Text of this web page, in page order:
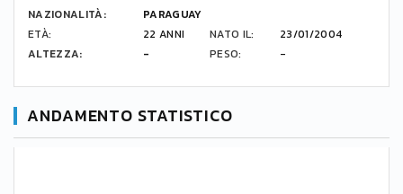
NAZIONALITÀ:
PARAGUAY
ETÀ:
22 ANNI NATO IL:
23/01/2004
ALTEZZA:
- PESO: -
ANDAMENTO STATISTICO